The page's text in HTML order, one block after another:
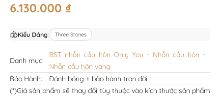
6.130.000 ₫
Kiểu Dáng: Three Stones
Danh mục:
BST nhẫn cầu hôn Only You - Nhẫn cầu hôn -
Nhẫn cầu hôn vàng
Bảo Hành:
Đánh bóng + bảo hành trọn đời
(*)Giá sản phẩm sẽ thay đổi tùy thuộc vào kích thước sản phẩm